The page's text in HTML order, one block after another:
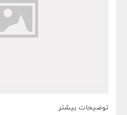
توضیحات بیشتر